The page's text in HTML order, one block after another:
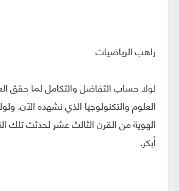
راهب الرياضيات
لولا حساب التفاضل والتكامل لما حقق
العلوم والتكنولوجيا الذي نشهده الآن.
الهوية من القرن الثالث عشر لحدثت
أبكر.